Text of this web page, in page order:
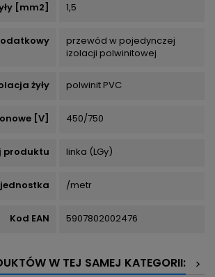
[mm2] 1,5
przewód w pojedynczej
izolacji polwinitowej
żyły polwinit PVC
[V] 450/750
produktu linka (LGy)
jednostka /metr
Kod EAN 5907802002476
W TEJ SAMEJ KATEGORII:
>